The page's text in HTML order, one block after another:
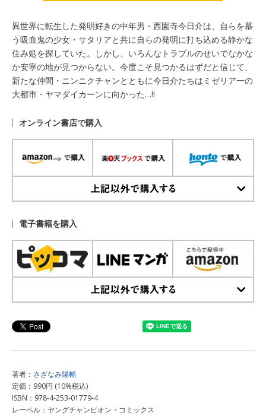
異世界に転生した発明好きの中年男・西園寺今日介は、自らを慕
う吸血鬼の少女・サタリアと共に自らの発明に打ち込める静かな
住み処を探していた。しかし、いろんなトラブルのせいでなかな
か安寧の地が見つからない。今度こそ見つかるはずだと信じて、
新たな仲間・ニンニクチャンとともに今日介たちはミゼリア一の
大都市・ヤマダイカーンに向かった…!!
オンライン書店で購入
電子書籍を購入
著者： さざなみ陽輔
定価：990円 (10%税込)
ISBN：978-4-253-01779-4
レーベル：ヤングチャンピオン・コミックス